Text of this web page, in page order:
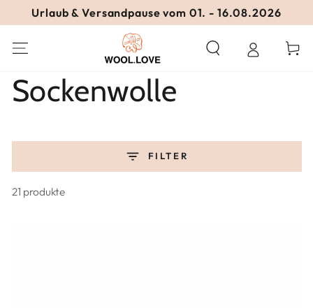
ZUM INHALT
SPRINGEN
Urlaub & Versandpause vom 01. - 16.08.2026
Kollektion:
Sockenwolle
FILTER
21 produkte